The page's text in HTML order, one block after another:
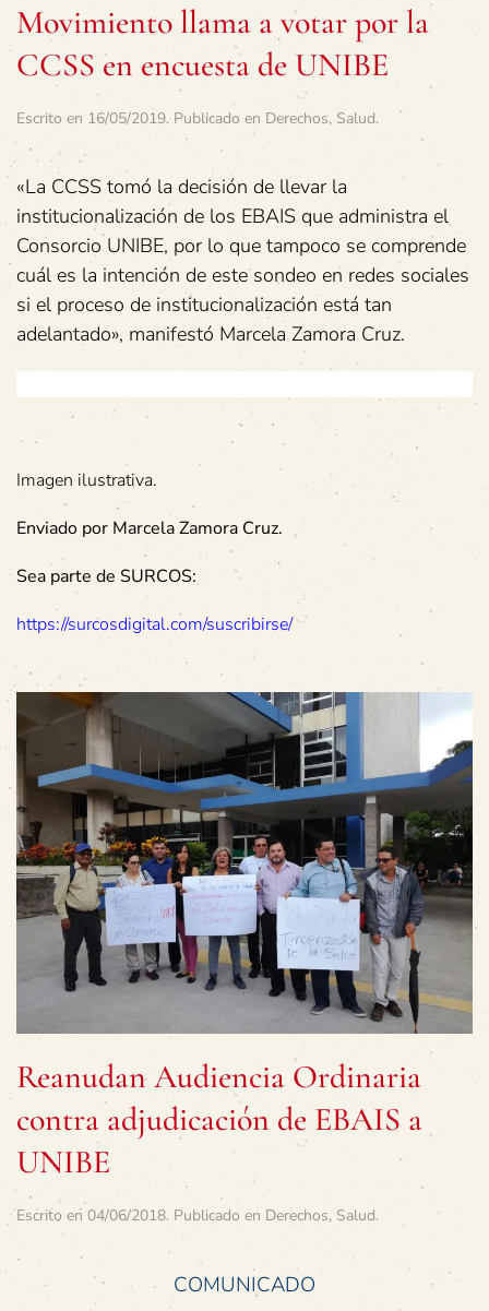
Movimiento llama a votar por la
CCSS en encuesta de UNIBE
Escrito en 16/05/2019. Publicado en Derechos, Salud.
«La CCSS tomó la decisión de llevar la
institucionalización de los EBAIS que administra el
Consorcio UNIBE, por lo que tampoco se comprende
cuál es la intención de este sondeo en redes sociales
si el proceso de institucionalización está tan
adelantado», manifestó Marcela Zamora Cruz.
Imagen ilustrativa.
Enviado por Marcela Zamora Cruz.
Sea parte de SURCOS:
https://surcosdigital.com/suscribirse/
Reanudan Audiencia Ordinaria
contra adjudicación de EBAIS a
UNIBE
Escrito en 04/06/2018. Publicado en Derechos, Salud.
COMUNICADO